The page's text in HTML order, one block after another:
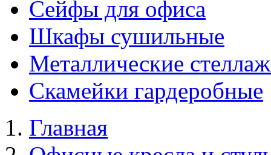
Сейфы для офиса
Шкафы сушильные
Металлические
Скамейки гардеробные
Главная